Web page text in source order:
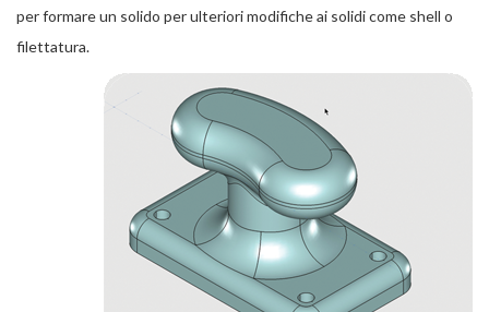
per formare un solido per ulteriori modifiche ai solidi come shell o
filettatura.